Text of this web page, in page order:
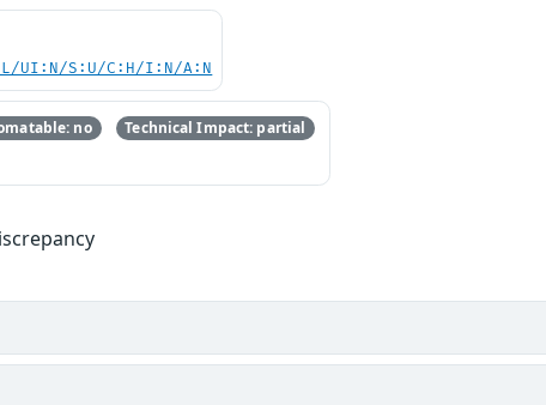
UI:N/S:U/C:H/I:N/A:N
no Technical Impact: partial